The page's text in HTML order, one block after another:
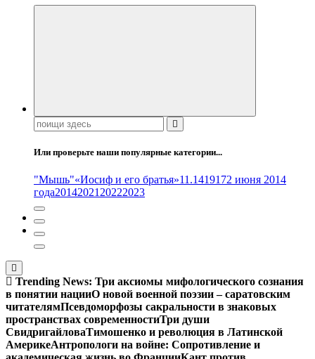
Поиск:
Или проверьте наши популярные категории...
"Мышь"«Иосиф и его братья»11.1419172 июня 2014
года20142021 20222023
Trending News: Три аксиомы мифологического сознания
в понятии нацииО новой военной поэзии – саратовским
читателямПсевдоморфозы сакральности в знаковых
пространствах современностиТри души
СвидригайловаТимошенко и революция в Латинской
АмерикеАнтропологи на войне: Сопротивление и